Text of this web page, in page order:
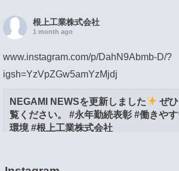
根上工業株式会社
1 month ago
www.instagram.com/p/DahN9Abmb-D/?
igsh=YzVpZGw5amYzMjdj
NEGAMI NEWSを更新しました
ぜ
覧ください。 #永年勤続表彰 #働きや
環境 #根上工業株式会社
View on Facebook